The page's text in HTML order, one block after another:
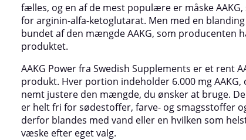
fælles, og en af de mest populære er måske
for arginin-alfa-ketoglutarat. Men med en
bundet af den mængde AAKG, som producenten
produktet.
AAKG Power fra Swedish Supplements er et rent
produkt. Hver portion indeholder 6.000 mg AAKG,
nemt justere den mængde, du ønsker at bruge.
er helt fri for sødestoffer, farve- og smagsstoffer
derfor blandes med vand eller en hvilken som
væske efter eget valg.